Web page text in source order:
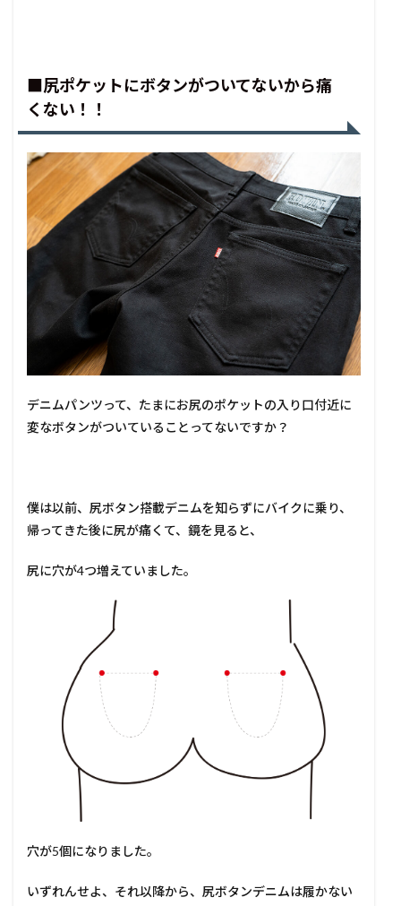
■尻ポケットにボタンがついてないから痛
くない！！
デニムパンツって、たまにお尻のポケットの入り口付近に
変なボタンがついていることってないですか？
僕は以前、尻ボタン搭載デニムを知らずにバイクに乗り、
帰ってきた後に尻が痛くて、鏡を見ると、
尻に穴が4つ増えていました。
穴が5個になりました。
いずれんせよ、それ以降から、尻ボタンデニムは履かない